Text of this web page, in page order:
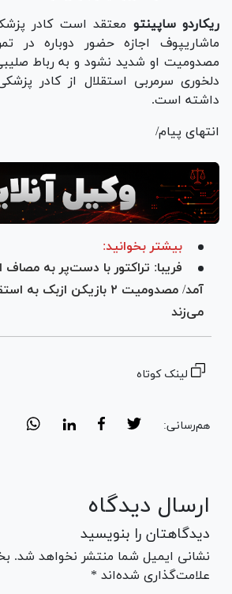
ریکاردو ساپینتو معتقد است کادر
ماشاریپوف اجازه حضور دوباره در
مصدومیت او شدید نشود و به رباط
دلخوری سرمربی استقلال از کادر
داشته است.
انتهای پیام/
بیشتر بخوانید:
فریبا: تراکتور با دست‌پر به
آمد/ مصدومیت ۲ بازیکن ازبک
می‌زند
لینک کوتاه
هم‌رسانی:
ارسال دیدگاه
دیدگاهتان را بنویسید
نشانی ایمیل شما منتشر نخواهد شد.
علامت‌گذاری شده‌اند *